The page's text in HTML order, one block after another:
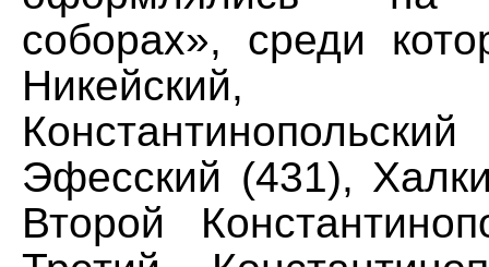
соборах», среди
Эфесский (431),
Второй